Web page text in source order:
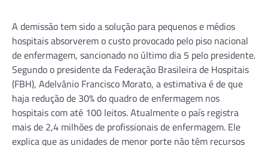
A demissão tem sido a solução para pequenos e médios
hospitais absorverem o custo provocado pelo piso nacional
de enfermagem, sancionado no último dia 5 pelo presidente.
Segundo o presidente da Federação Brasileira de Hospitais
(FBH), Adelvânio Francisco Morato, a estimativa é de que
haja redução de 30% do quadro de enfermagem nos
hospitais com até 100 leitos. Atualmente o país registra
mais de 2,4 milhões de profissionais de enfermagem. Ele
explica que as unidades de menor porte não têm recursos